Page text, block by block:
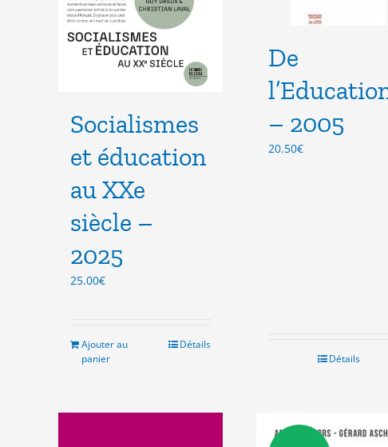
Socialismes
et éducation
au XXe
siècle –
2025
25.00€
Ajouter au
panier
Détails
De
– 2005
20.50€
Détails